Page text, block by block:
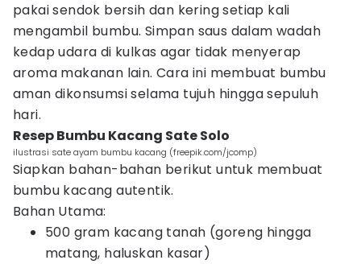
pakai sendok bersih dan kering setiap kali
mengambil bumbu. Simpan saus dalam wadah
kedap udara di kulkas agar tidak menyerap
aroma makanan lain. Cara ini membuat bumbu
aman dikonsumsi selama tujuh hingga sepuluh
hari.
Resep Bumbu Kacang Sate Solo
ilustrasi sate ayam bumbu kacang (freepik.com/jcomp)
Siapkan bahan-bahan berikut untuk membuat
bumbu kacang autentik.
Bahan Utama:
500 gram kacang tanah (goreng hingga
matang, haluskan kasar)